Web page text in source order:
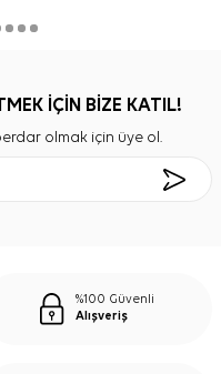
İÇİN BİZE KATIL!
olmak için üye ol.
%100 Güvenli
Alışveriş